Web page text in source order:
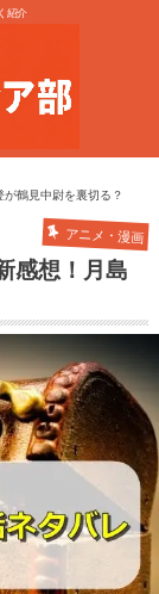
紹介
鶴見中尉を裏切る？
アニメ・漫画
感想！月島